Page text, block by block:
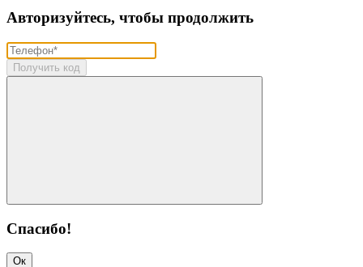
Авторизуйтесь, чтобы продолжить
Получить код
Спасибо!
Ок